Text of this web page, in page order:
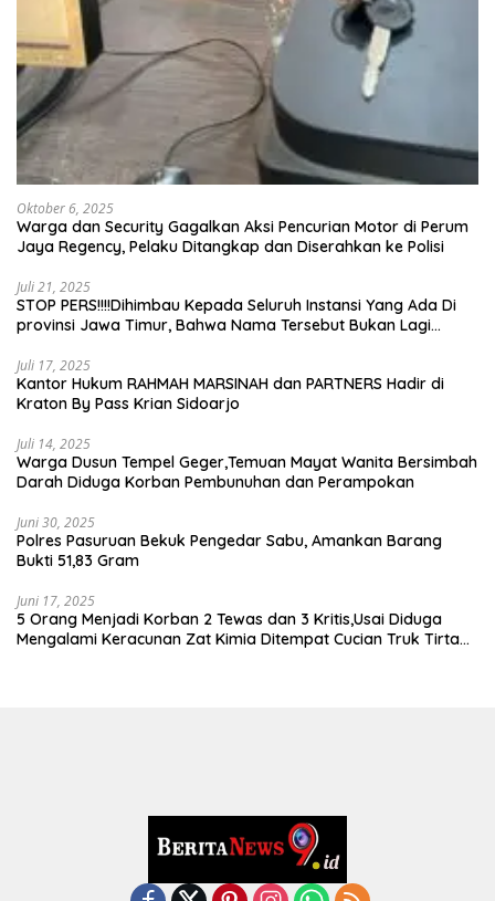
Oktober 6, 2025
Warga dan Security Gagalkan Aksi Pencurian Motor di Perum
Jaya Regency, Pelaku Ditangkap dan Diserahkan ke Polisi
Juli 21, 2025
STOP PERS!!!!Dihimbau Kepada Seluruh Instansi Yang Ada Di
provinsi Jawa Timur, Bahwa Nama Tersebut Bukan Lagi
Juli 17, 2025
Kantor Hukum RAHMAH MARSINAH dan PARTNERS Hadir di
Kraton By Pass Krian Sidoarjo
Juli 14, 2025
Warga Dusun Tempel Geger,Temuan Mayat Wanita Bersimbah
Darah Diduga Korban Pembunuhan dan Perampokan
Juni 30, 2025
Polres Pasuruan Bekuk Pengedar Sabu, Amankan Barang
Bukti 51,83 Gram
Juni 17, 2025
5 Orang Menjadi Korban 2 Tewas dan 3 Kritis,Usai Diduga
Mengalami Keracunan Zat Kimia Ditempat Cucian Truk Tirta